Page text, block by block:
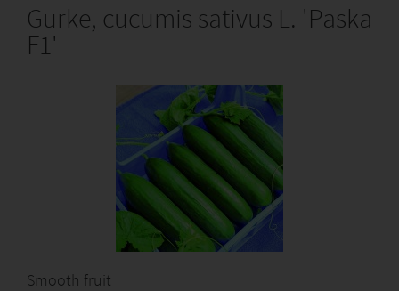
Gurke, cucumis sativus L. 'Paska
F1'
Smooth fruit